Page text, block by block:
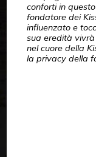
conforti in
fondatore dei
influenzato e
sua eredità vivrà
nel cuore della
la privacy della